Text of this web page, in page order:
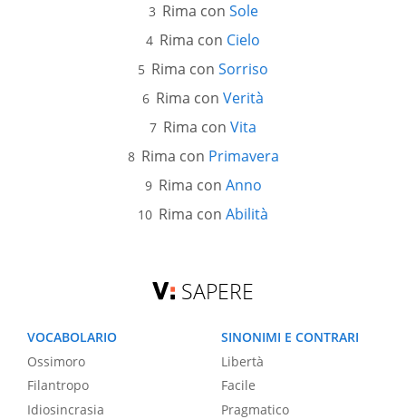
Rima con Sole
Rima con Cielo
Rima con Sorriso
Rima con Verità
Rima con Vita
Rima con Primavera
Rima con Anno
Rima con Abilità
SAPERE
VOCABOLARIO
Ossimoro
Filantropo
Idiosincrasia
SINONIMI E CONTRARI
Libertà
Facile
Pragmatico